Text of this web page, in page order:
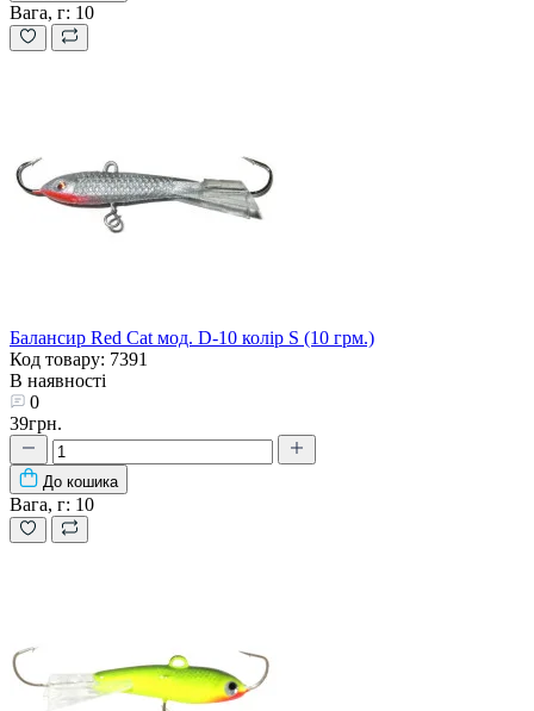
Вага, г: 10
Балансир Red Cat мод. D-10 колір S (10 грм.)
Код товару: 7391
В наявності
0
39грн.
До кошика
Вага, г: 10